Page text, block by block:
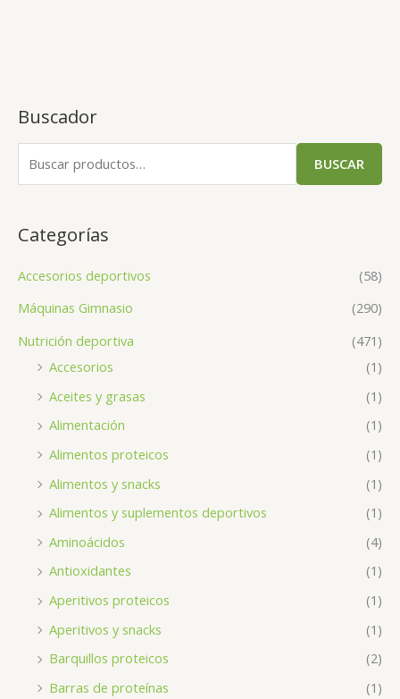
Buscador
BUSCAR
Categorías
Accesorios deportivos
(58)
Máquinas Gimnasio
(290)
Nutrición deportiva
(471)
Accesorios
(1)
Aceites y grasas
(1)
Alimentación
(1)
Alimentos proteicos
(1)
Alimentos y snacks
(1)
Alimentos y suplementos deportivos
(1)
Aminoácidos
(4)
Antioxidantes
(1)
Aperitivos proteicos
(1)
Aperitivos y snacks
(1)
Barquillos proteicos
(2)
Barras de proteínas
(1)